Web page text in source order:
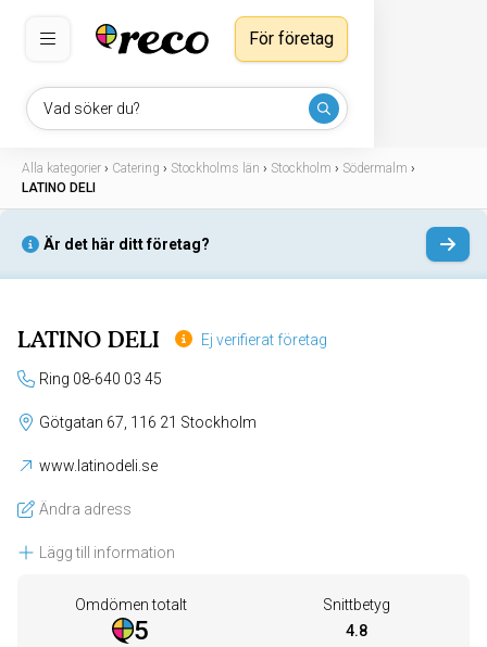
Vad söker du?
För företag
Alla kategorier › Catering › Stockholms län › Stockholm › Södermalm ›
LATINO DELI
Är det här ditt företag?
LATINO DELI Ej verifierat företag
Ring 08-640 03 45
Götgatan 67, 116 21 Stockholm
www.latinodeli.se
Ändra adress
Lägg till information
Omdömen totalt
5
Snittbetyg
4.8